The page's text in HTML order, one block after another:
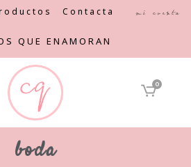
Contacta Mi cuenta
QUE ENAMORAN
0
boda